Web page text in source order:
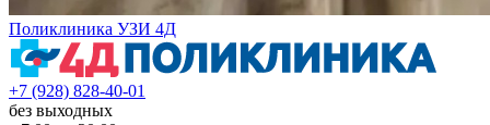
Поликлиника УЗИ 4Д
+7 (928) 828-40-01
без выходных